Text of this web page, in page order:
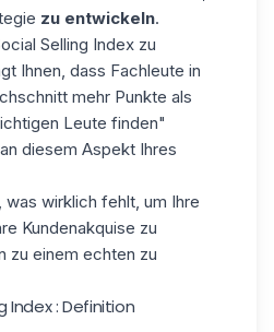
zu entwickeln.
Selling Index zu
Ihnen, dass Fachleute in
mehr Punkte als
Leute finden"
diesem Aspekt Ihres
was wirklich fehlt, um Ihre
Kundenakquise zu
zu einem echten zu
Index : Definition